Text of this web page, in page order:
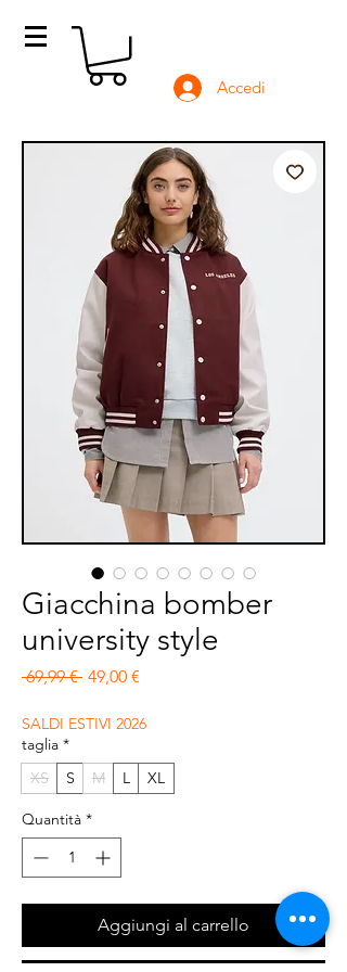
Accedi
Giacchina bomber
university style
69,99 € Prezzo regolare
49,00 €
SALDI ESTIVI 2026
taglia *
XS
S M L XL
Quantità *
Aggiungi al carrello